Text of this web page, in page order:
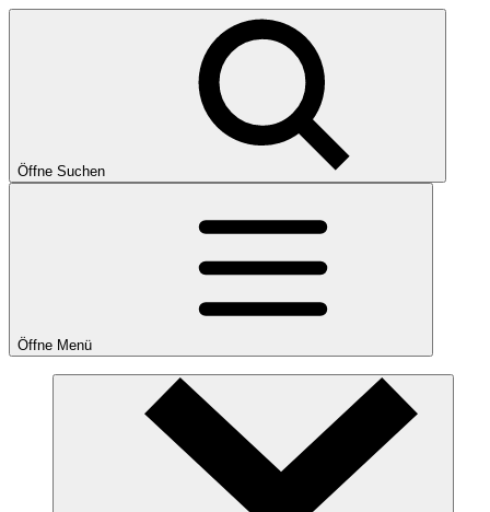
Öffne Suchen
Öffne Menü